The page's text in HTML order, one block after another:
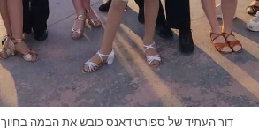
דור העתיד של ספורטידאנס כובש את הבמה בחיוך